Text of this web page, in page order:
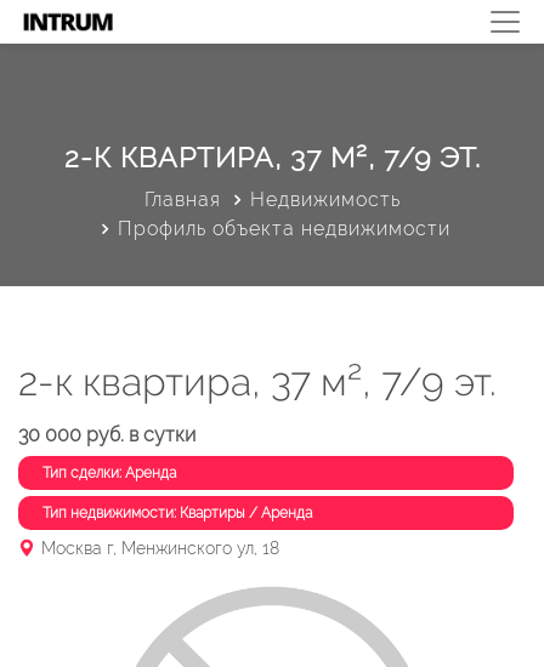
2-К КВАРТИРА, 37 М², 7/9 ЭТ.
Главная
Недвижимость
Профиль объекта недвижимости
2-к квартира, 37 м², 7/9 эт.
30 000 руб. в сутки
Тип сделки: Аренда
Тип недвижимости: Квартиры / Аренда
Москва г, Менжинского ул, 18